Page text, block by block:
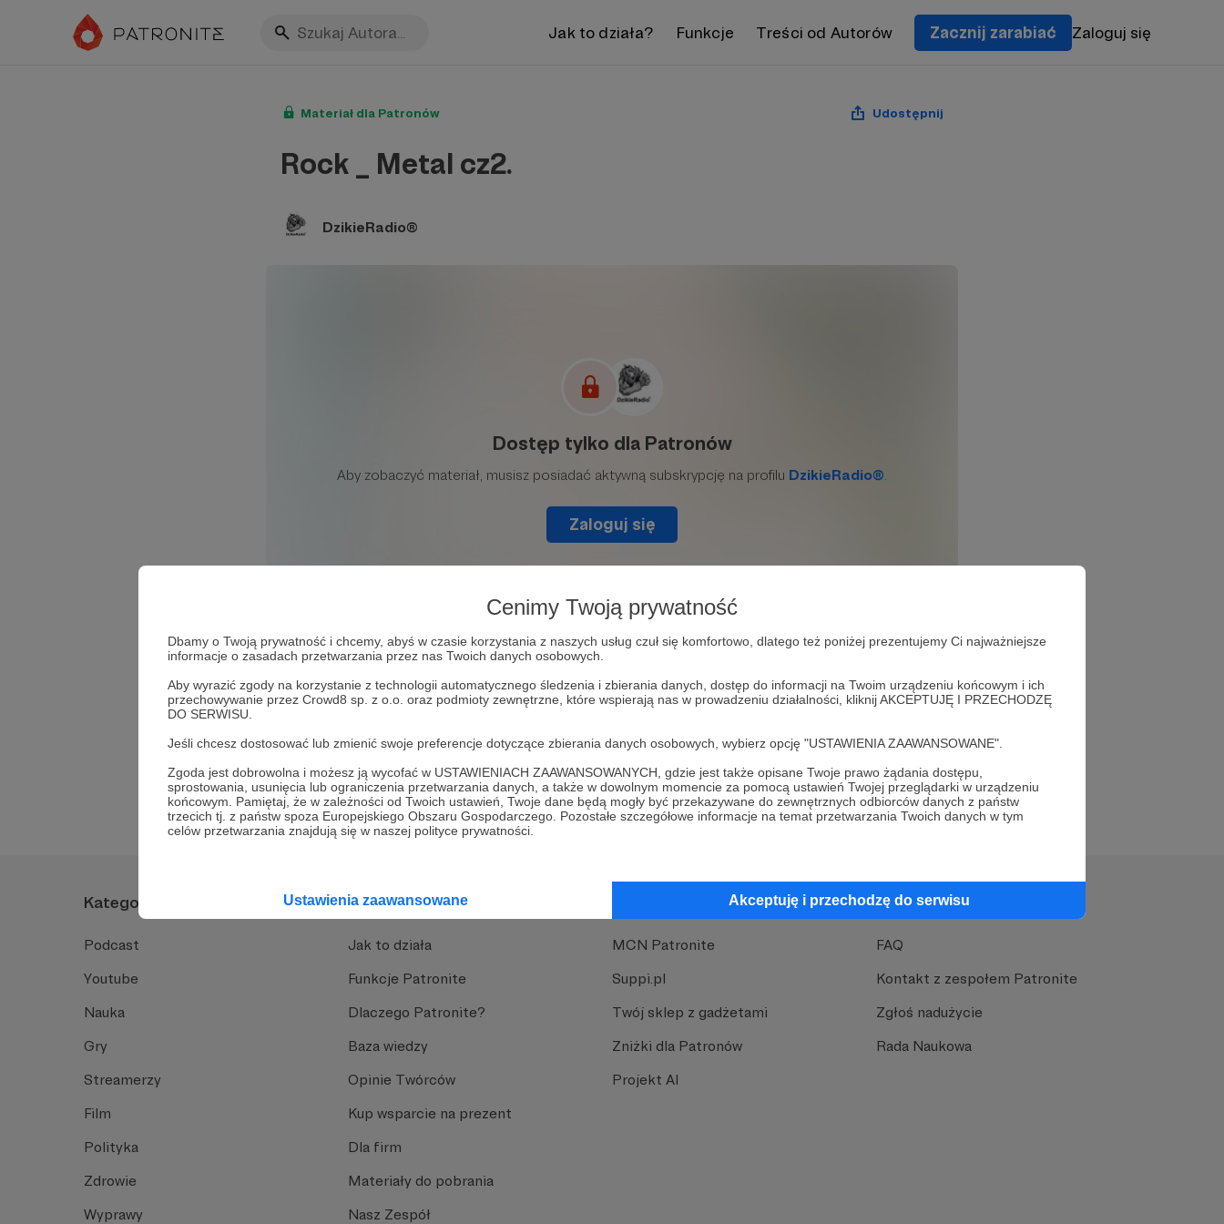
Cenimy Twoją prywatność
Dbamy o Twoją prywatność i chcemy, abyś w czasie korzystania z naszych usług czuł się komfortowo, dlatego też poniżej prezentujemy Ci najważniejsze
informacje o zasadach przetwarzania przez nas Twoich danych osobowych.
Aby wyrazić zgody na korzystanie z technologii automatycznego śledzenia i zbierania danych, dostęp do informacji na Twoim urządzeniu końcowym i ich
przechowywanie przez Crowd8 sp. z o.o. oraz podmioty zewnętrzne, które wspierają nas w prowadzeniu działalności, kliknij AKCEPTUJĘ I PRZECHODZĘ
DO SERWISU.
Jeśli chcesz dostosować lub zmienić swoje preferencje dotyczące zbierania danych osobowych, wybierz opcję "USTAWIENIA ZAAWANSOWANE".
Zgoda jest dobrowolna i możesz ją wycofać w USTAWIENIACH ZAAWANSOWANYCH, gdzie jest także opisane Twoje prawo żądania dostępu,
sprostowania, usunięcia lub ograniczenia przetwarzania danych, a także w dowolnym momencie za pomocą ustawień Twojej przeglądarki w urządzeniu
końcowym. Pamiętaj, że w zależności od Twoich ustawień, Twoje dane będą mogły być przekazywane do zewnętrznych odbiorców danych z państw
trzecich tj. z państw spoza Europejskiego Obszaru Gospodarczego. Pozostałe szczegółowe informacje na temat przetwarzania Twoich danych w tym
celów przetwarzania znajdują się w naszej polityce prywatności.
Ustawienia zaawansowane Akceptuję i przechodzę do serwisu
Jak to działa? Funkcje Treści od Autorów Zacznij zarabiać Zaloguj się
Materiał dla Patronów Udostępnij
Rock _ Metal cz2.
DzikieRadio®
4
Audycja Rock_Metal DzikieRadio
Komentarze
Brak komentarzy...
Kategorie
Podcast
Youtube
Nauka
Gry
Streamerzy
Film
Polityka
Zdrowie
Wyprawy
O Patronite
Jak to działa
Funkcje Patronite
Dlaczego Patronite?
Baza wiedzy
Opinie Twórców
Kup wsparcie na prezent
Dla firm
Materiały do pobrania
Nasz Zespół
Dodatkowe produkty
MCN Patronite
Suppi.pl
Twój sklep z gadżetami
Zniżki dla Patronów
Projekt AI
Pomoc
FAQ
Kontakt z zespołem Patronite
Zgłoś nadużycie
Rada Naukowa